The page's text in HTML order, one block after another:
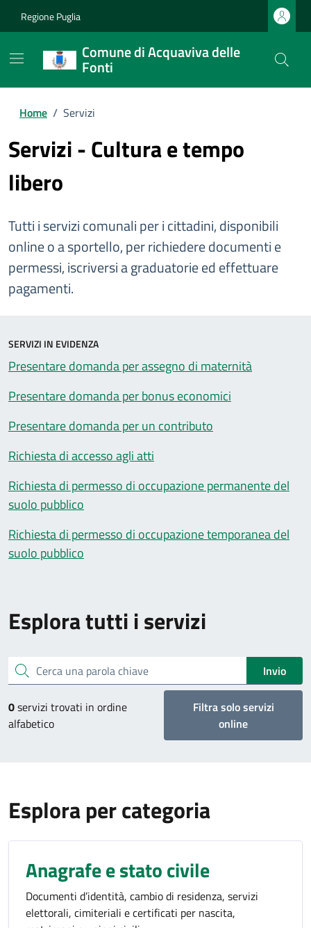
Regione Puglia
Comune di Acquaviva delle
Fonti
Home / Servizi
Servizi - Cultura e tempo
libero
Tutti i servizi comunali per i cittadini, disponibili
online o a sportello, per richiedere documenti e
permessi, iscriversi a graduatorie ed effettuare
pagamenti.
Esplora tutti i servizi
Cerca una parola chiave Invio
0servizi trovati in ordine
alfabetico
Filtra solo servizi
online
SERVIZI IN EVIDENZA
Presentare domanda per assegno di maternità
Presentare domanda per bonus economici
Presentare domanda per un contributo
Richiesta di accesso agli atti
Richiesta di permesso di occupazione permanente del
suolo pubblico
Richiesta di permesso di occupazione temporanea del
suolo pubblico
Esplora per categoria
Anagrafe e stato civile
Documenti d’identità, cambio di residenza, servizi
elettorali, cimiteriali e certificati per nascita,